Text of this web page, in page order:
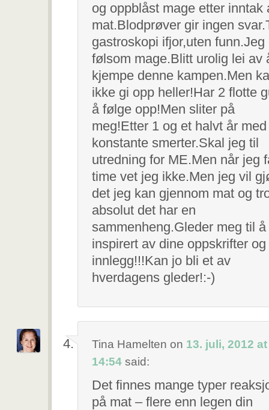
og oppblåst mage etter inntak
mat.Blodprøver gir ingen
gastroskopi ifjor,uten funn.Jeg
følsom mage.Blitt urolig lei av
kjempe denne kampen.Men
ikke gi opp heller!Har 2 flotte
å følge opp!Men sliter på
meg!Etter 1 og et halvt år med
konstante smerter.Skal jeg til
utredning for ME.Men når jeg
time vet jeg ikke.Men jeg vil
det jeg kan gjennom mat og
absolut det har en
sammenheng.Gleder meg til å
inspirert av dine oppskrifter og
innlegg!!!Kan jo bli et av
hverdagens gleder!:-)
Tina Hamelten on 13. juli, 2012 at
14:54 said:
Det finnes mange typer
på mat – flere enn legen din